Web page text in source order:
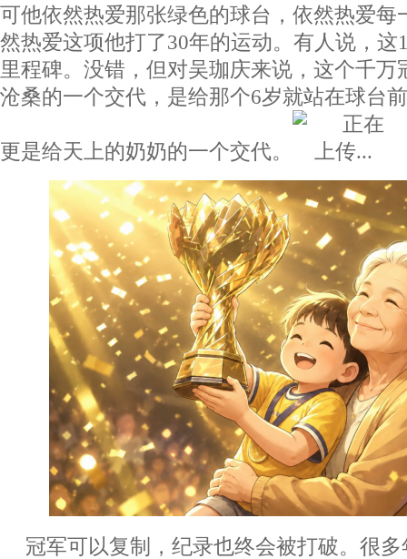
可他依然热爱那张绿色的球台，依然热爱每
然热爱这项他打了30年的运动。有人说，这
里程碑。没错，但对吴珈庆来说，这个千万
沧桑的一个交代，是给那个6岁就站在球台
更是给天上的奶奶的一个交代。
冠军可以复制，纪录也终会被打破。很